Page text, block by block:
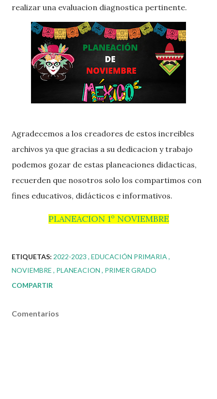
realizar una evaluacion diagnostica pertinente.
Agradecemos a los creadores de estos increibles
archivos ya que gracias a su dedicacion y trabajo
podemos gozar de estas planeaciones didacticas,
recuerden que nosotros solo los compartimos con
fines educativos, didácticos e informativos.
PLANEACION 1º NOVIEMBRE
ETIQUETAS: 2022-2023 EDUCACIÓN PRIMARIA
NOVIEMBRE
PLANEACION
PRIMER GRADO
COMPARTIR
Comentarios